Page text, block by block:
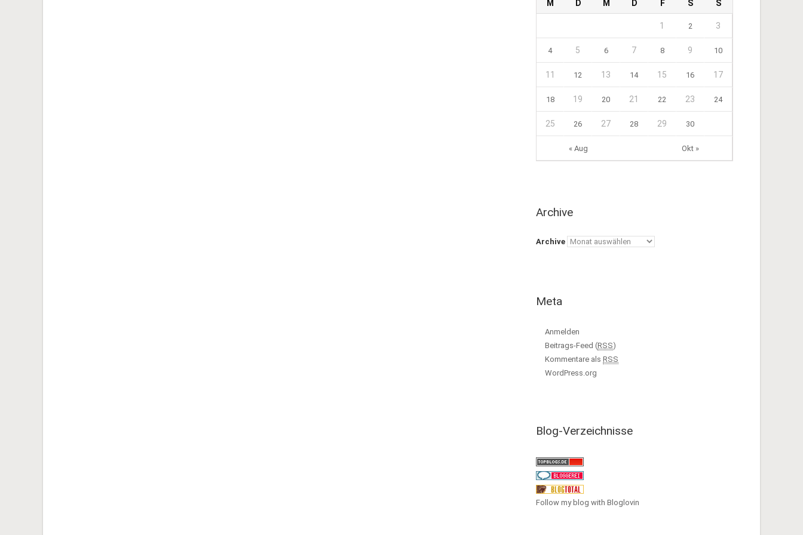
M D M D F S S
« Aug Okt »
1 2 3
4 5 6 7 8 9 10
11 12 13 14 15 16 17
18 19 20 21 22 23 24
25 26 27 28 29 30
Archive
Archive
Meta
Anmelden
Beitrags-Feed (RSS)
Kommentare als RSS
WordPress.org
Blog-Verzeichnisse
Follow my blog with Bloglovin